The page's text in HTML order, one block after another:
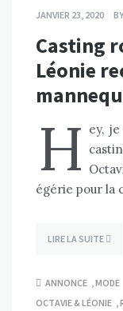
JANVIER 23, 2020
Casting
Léonie
H ey,
égérie pour la
LIRE LA SUITE
ANNONCE MODE
OCTAVIE & LÉONIE